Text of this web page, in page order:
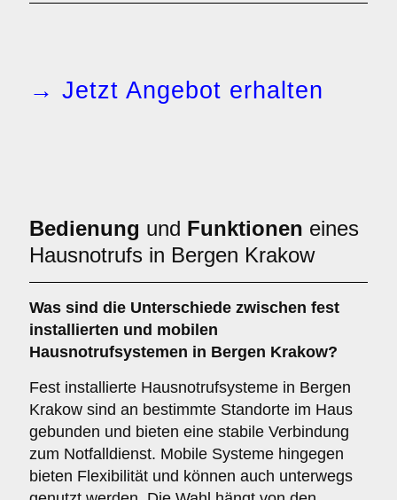
→ Jetzt Angebot erhalten
Bedienung und Funktionen eines
Hausnotrufs in Bergen Krakow
Was sind die Unterschiede zwischen fest
installierten und mobilen
Hausnotrufsystemen in Bergen Krakow?
Fest installierte Hausnotrufsysteme in Bergen
Krakow sind an bestimmte Standorte im Haus
gebunden und bieten eine stabile Verbindung
zum Notfalldienst. Mobile Systeme hingegen
bieten Flexibilität und können auch unterwegs